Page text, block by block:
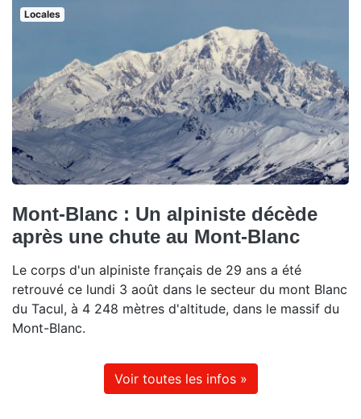
Locales
Mont-Blanc : Un alpiniste décède
après une chute au Mont-Blanc
Le corps d'un alpiniste français de 29 ans a été
retrouvé ce lundi 3 août dans le secteur du mont Blanc
du Tacul, à 4 248 mètres d'altitude, dans le massif du
Mont-Blanc.
Voir toutes les infos »